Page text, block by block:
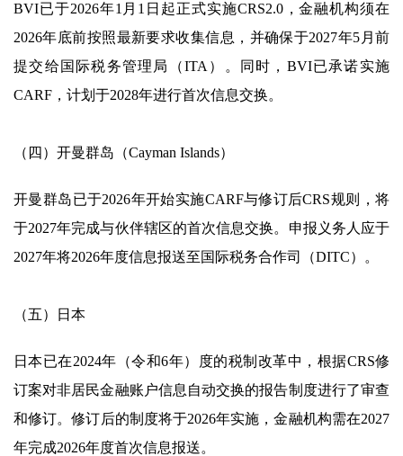
BVI已于2026年1月1日起正式实施CRS2.0，金融机构须在
2026年底前按照最新要求收集信息，并确保于2027年5月前
提交给国际税务管理局（ITA）。同时，BVI已承诺实施
CARF，计划于2028年进行首次信息交换。
（四）开曼群岛（Cayman Islands）
开曼群岛已于2026年开始实施CARF与修订后CRS规则，将
于2027年完成与伙伴辖区的首次信息交换。申报义务人应于
2027年将2026年度信息报送至国际税务合作司（DITC）。
（五）日本
日本已在2024年（令和6年）度的税制改革中，根据CRS修
订案对非居民金融账户信息自动交换的报告制度进行了审查
和修订。修订后的制度将于2026年实施，金融机构需在2027
年完成2026年度首次信息报送。